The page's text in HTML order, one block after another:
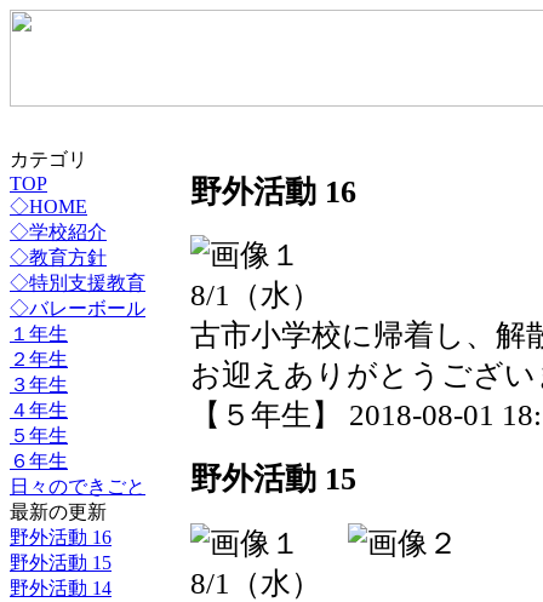
カテゴリ
TOP
◇HOME
◇学校紹介
◇教育方針
◇特別支援教育
◇バレーボール
１年生
２年生
３年生
４年生
５年生
６年生
日々のできごと
最新の更新
野外活動 16
野外活動 15
野外活動 14
野外活動 16
8/1（水）
古市小学校に帰着し、解
お迎えありがとうござ
【５年生】 2018-08-01
野外活動 15
8/1（水）